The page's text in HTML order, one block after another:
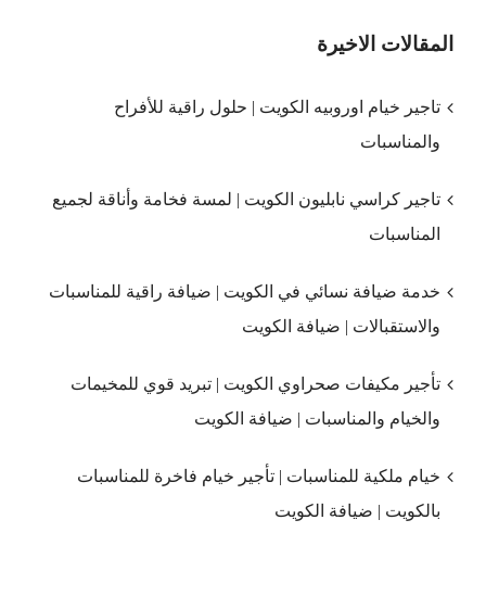
المقالات الاخيرة
تاجير خيام اوروبيه الكويت | حلول راقية للأفراح
والمناسبات
تاجير كراسي نابليون الكويت | لمسة فخامة وأناقة لجميع
المناسبات
خدمة ضيافة نسائي في الكويت | ضيافة راقية للمناسبات
والاستقبالات | ضيافة الكويت
تأجير مكيفات صحراوي الكويت | تبريد قوي للمخيمات
والخيام والمناسبات | ضيافة الكويت
خيام ملكية للمناسبات | تأجير خيام فاخرة للمناسبات
بالكويت | ضيافة الكويت